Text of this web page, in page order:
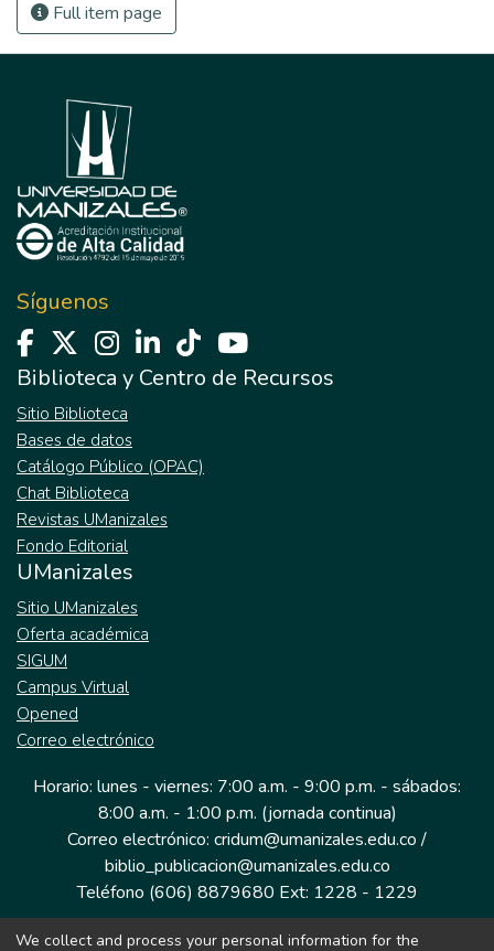
Full item page
Síguenos
Biblioteca y Centro de Recursos
Sitio Biblioteca
Bases de datos
Catálogo Público (OPAC)
Chat Biblioteca
Revistas UManizales
Fondo Editorial
UManizales
Sitio UManizales
Oferta académica
SIGUM
Campus Virtual
Opened
Correo electrónico
Horario: lunes - viernes: 7:00 a.m. - 9:00 p.m. - sábados:
8:00 a.m. - 1:00 p.m. (jornada continua)
Correo electrónico: cridum@umanizales.edu.co /
biblio_publicacion@umanizales.edu.co
Teléfono (606) 8879680 Ext: 1228 - 1229
Dirección: Cra 9 a # 19-03 Edificio histórico, piso 1
We collect and process your personal information for the